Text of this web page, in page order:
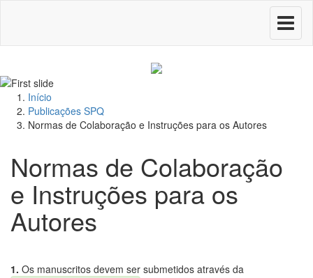
Toggle
Início
Publicações SPQ
Normas de Colaboração e Instruções para os Autores
Normas de Colaboração
e Instruções para os
Autores
1. Os manuscritos devem ser submetidos através da